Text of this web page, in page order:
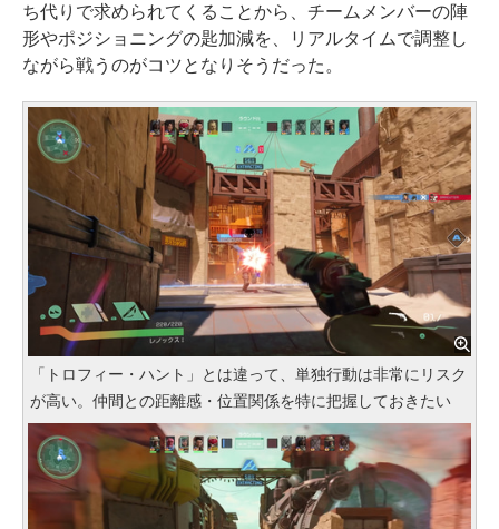
ち代りで求められてくることから、チームメンバーの陣
形やポジショニングの匙加減を、リアルタイムで調整し
ながら戦うのがコツとなりそうだった。
「トロフィー・ハント」とは違って、単独行動は非常にリスク
が高い。仲間との距離感・位置関係を特に把握しておきたい